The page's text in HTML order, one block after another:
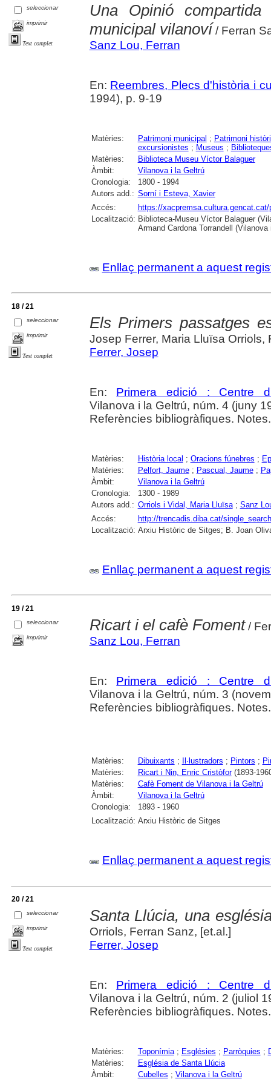
seleccionar
imprimir
Text complet
Una Opinió
municipal vilanoví / Ferran
Sanz Lou, Ferran
En: Reembres, Plecs d'història i
1994), p. 9-19
Matèries: Patrimoni municipal ; Patrimoni
excursionistes ; Museus ;
Matèries:
Biblioteca Museu Víctor Balaguer
Àmbit:
Vilanova i la Geltrú
Cronologia:
1800 - 1994
Autors add.: Sorní i Esteva, Xavier
Accés:
https://
Localització: Biblioteca-Museu Víctor Balaguer
Armand Cardona Torrandell (Vilanova
Enllaç permanent a aquest
18 / 21
seleccionar
imprimir
Text complet
Els Primers passatges
Josep Ferrer, Maria Lluïsa Orriols,
Ferrer, Josep
En: Primera edició : Centre
Vilanova i la Geltrú, núm. 4 (juny
Referències bibliogràfiques. Notes.
Matèries: Història local ; Oracions fúnebres ;
Matèries:
Pelfort, Jaume; Pascual, Jaume;
Àmbit:
Vilanova i la Geltrú
Cronologia:
1300 - 1989
Autors add.: Orriols i Vidal, Maria Lluïsa; Sanz
Accés:
http://trencadis.diba.cat/
Localització: Arxiu Històric de Sitges; B. Joan
Enllaç permanent a aquest
19 / 21
seleccionar
imprimir
Ricart i el cafè Foment/
Sanz Lou, Ferran
En: Primera edició : Centre
Vilanova i la Geltrú, núm. 3
Referències bibliogràfiques. Notes.
Matèries: Dibuixants ; Il·lustradors ; Pintors ;
Matèries:
Ricart i Nin, Enric Cristòfor(1893-
Matèries:
Cafè Foment de Vilanova i la Geltrú
Àmbit:
Vilanova i la Geltrú
Cronologia:
1893 - 1960
Localització: Arxiu Històric de Sitges
Enllaç permanent a aquest
20 / 21
seleccionar
imprimir
Text complet
Santa Llúcia, una
Orriols, Ferran Sanz, [et.al.]
Ferrer, Josep
En: Primera edició : Centre
Vilanova i la Geltrú, núm. 2 (juliol
Referències bibliogràfiques. Notes.
Matèries: Toponímia; Esglésies ; Parròquies ;
Matèries:
Església de Santa Llúcia
Àmbit:
Cubelles ; Vilanova i la Geltrú